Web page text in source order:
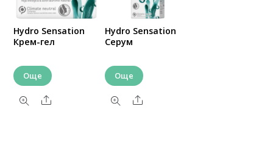
Hydro Sensation
Крем-гел
Още
Share
Hydro Sensation
Серум
Още
Share